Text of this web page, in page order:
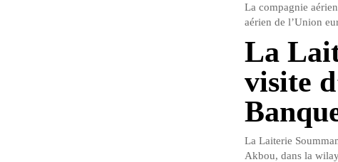
La compagnie
aérien de l’Union
La
visite
La Laiterie
Akbou, dans la